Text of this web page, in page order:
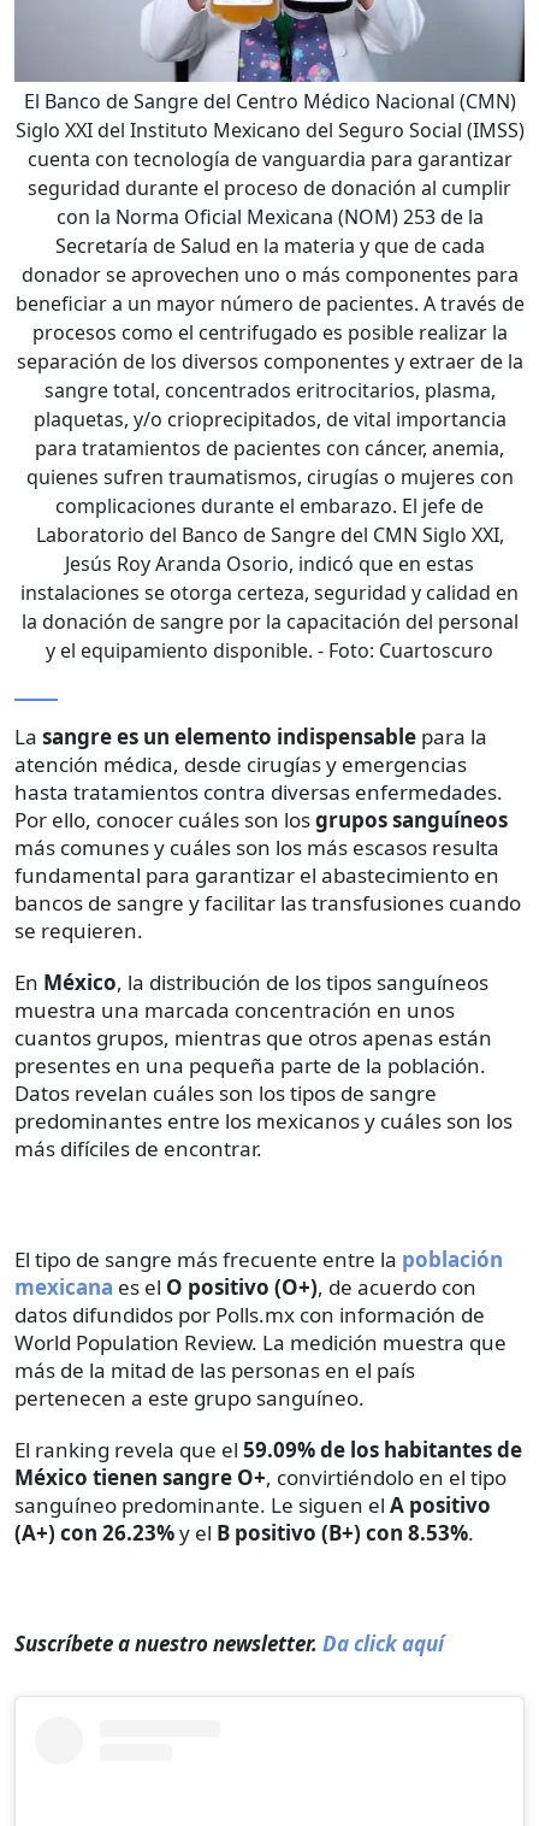
El Banco de Sangre del Centro Médico Nacional (CMN)
Siglo XXI del Instituto Mexicano del Seguro Social (IMSS)
cuenta con tecnología de vanguardia para garantizar
seguridad durante el proceso de donación al cumplir
con la Norma Oficial Mexicana (NOM) 253 de la
Secretaría de Salud en la materia y que de cada
donador se aprovechen uno o más componentes para
beneficiar a un mayor número de pacientes. A través de
procesos como el centrifugado es posible realizar la
separación de los diversos componentes y extraer de la
sangre total, concentrados eritrocitarios, plasma,
plaquetas, y/o crioprecipitados, de vital importancia
para tratamientos de pacientes con cáncer, anemia,
quienes sufren traumatismos, cirugías o mujeres con
complicaciones durante el embarazo. El jefe de
Laboratorio del Banco de Sangre del CMN Siglo XXI,
Jesús Roy Aranda Osorio, indicó que en estas
instalaciones se otorga certeza, seguridad y calidad en
la donación de sangre por la capacitación del personal
y el equipamiento disponible. - Foto: Cuartoscuro
La sangre es un elemento indispensable para la
atención médica, desde cirugías y emergencias
hasta tratamientos contra diversas enfermedades.
Por ello, conocer cuáles son losgrupos sanguíneos
más comunes y cuáles son los más escasos resulta
fundamental para garantizar el abastecimiento en
bancos de sangre y facilitar las transfusiones cuando
se requieren.
En México, la distribución de los tipos sanguíneos
muestra una marcada concentración en unos
cuantos grupos, mientras que otros apenas están
presentes en una pequeña parte de la población.
Datos revelan cuáles son los tipos de sangre
predominantes entre los mexicanos y cuáles son los
más difíciles de encontrar.
El tipo de sangre más frecuente entre la población
mexicana es el O positivo (O+), de acuerdo con
datos difundidos por Polls.mx con información de
World Population Review. La medición muestra que
más de la mitad de las personas en el país
pertenecen a este grupo sanguíneo.
El ranking revela que el 59.09% de los habitantes de
México tienen sangre O+, convirtiéndolo en el tipo
sanguíneo predominante. Le siguen el A positivo
(A+) con 26.23%y el B positivo (B+) con 8.53%.
Suscríbete a nuestro newsletter. Da click aquí